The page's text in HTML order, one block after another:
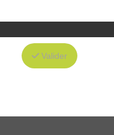
Valider